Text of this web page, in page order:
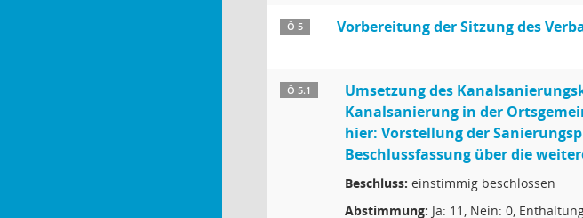
Ö 5 Vorbereitung der Sitzung des
Ö 5.1
Umsetzung des
Kanalsanierung in der
hier: Vorstellung der
Beschlussfassung über die
Beschluss: einstimmig beschlossen
Abstimmung: Ja: 11, Nein: 0,